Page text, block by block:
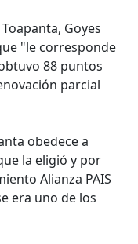
Goyes
"le corresponde
88 puntos
parcial
obedece a
la eligió y por
Alianza PAIS
era uno de los